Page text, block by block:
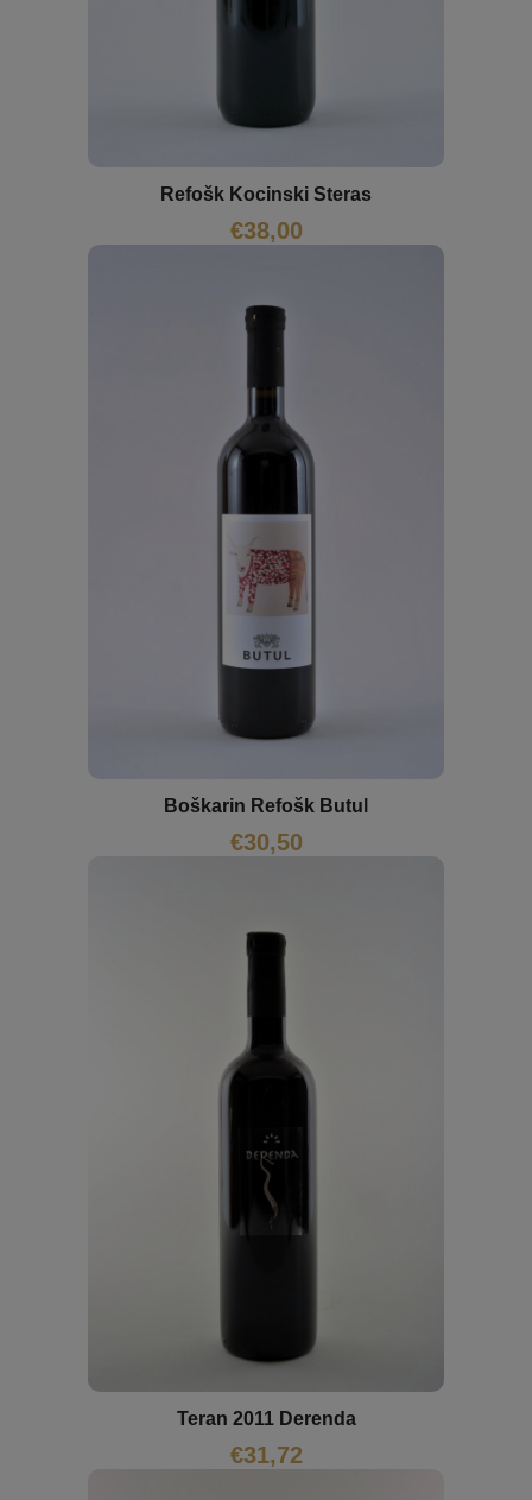
Refošk Kocinski Steras
€38,00
Boškarin Refošk Butul
€30,50
Teran 2011 Derenda
€31,72